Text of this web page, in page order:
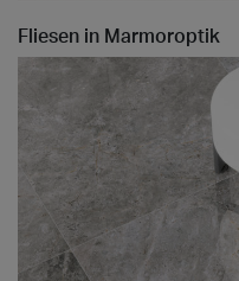
Fliesen in Marmoroptik